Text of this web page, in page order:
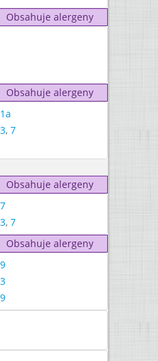
Obsahuje alergeny
Obsahuje alergeny
1a
3, 7
Obsahuje alergeny
7
3, 7
Obsahuje alergeny
9
3
9